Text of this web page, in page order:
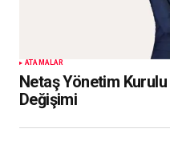
ATAMALAR
Netaş Yönetim Kurulu
Değişimi